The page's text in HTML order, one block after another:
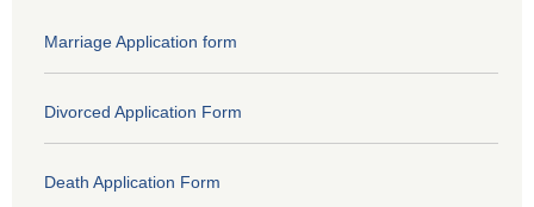
Marriage Application form
Divorced Application Form
Death Application Form